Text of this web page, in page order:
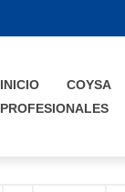
INICIO COYSA
PROFESIONALES